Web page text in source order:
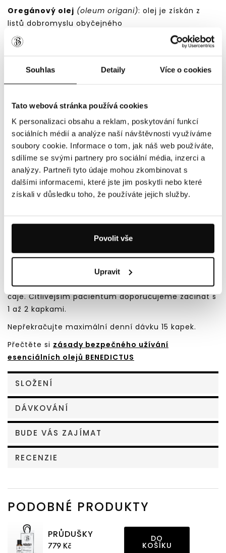
Souhlas Detaily Více o cookies
Tato webová stránka používá cookies
K personalizaci obsahu a reklam, poskytování funkcí
sociálních médií a analýze naší návštěvnosti využíváme
soubory cookie. Informace o tom, jak náš web používáte,
sdílíme se svými partnery pro sociální média, inzerci a
analýzy. Partneři tyto údaje mohou zkombinovat s
dalšími informacemi, které jste jim poskytli nebo které
získali v důsledku toho, že používáte jejich služby.
Povolit vše
Upravit
Oregánový olej (oleum origani): olej je získán z
listů dobromyslu obyčejného
Skořicový olej
(oleum cinnamomi zeylanici): olej je
získán z kůry skořicovníku cejlonského
Citrónový olej
(oleum citri): olej je získán z oplodí
citroníku pravého
Rozmarýnový olej
(oleum rosmarini)
Levandulový olej (oleum lavandulae): olej je získán
z květů levandule lékařské
Tymiánový olej (oleum thymol): olej je získán z
listů tymiánu obecného
Hroznový olej (oleum vitis viniferae): olej je získán z
3x denně užít na lžičce vody, čaje nebo dýňového
oleje (díky svému složení je vhodný k posílení
imunity) 2 až 3 kapky. Zapít sklenicí čisté vody nebo
čaje. Citlivějším pacientům doporučujeme začínat s
1 až 2 kapkami.
Nepřekračujte maximální denní dávku 15 kapek.
Přečtěte si zásady bezpečného užívání
esenciálních olejů BENEDICTUS
SLOŽENÍ
DÁVKOVÁNÍ
BUDE VÁS ZAJÍMAT
RECENZIE
PODOBNÉ PRODUKTY
PRŮDUŠKY
779 Kč
DO
KOŠÍKU